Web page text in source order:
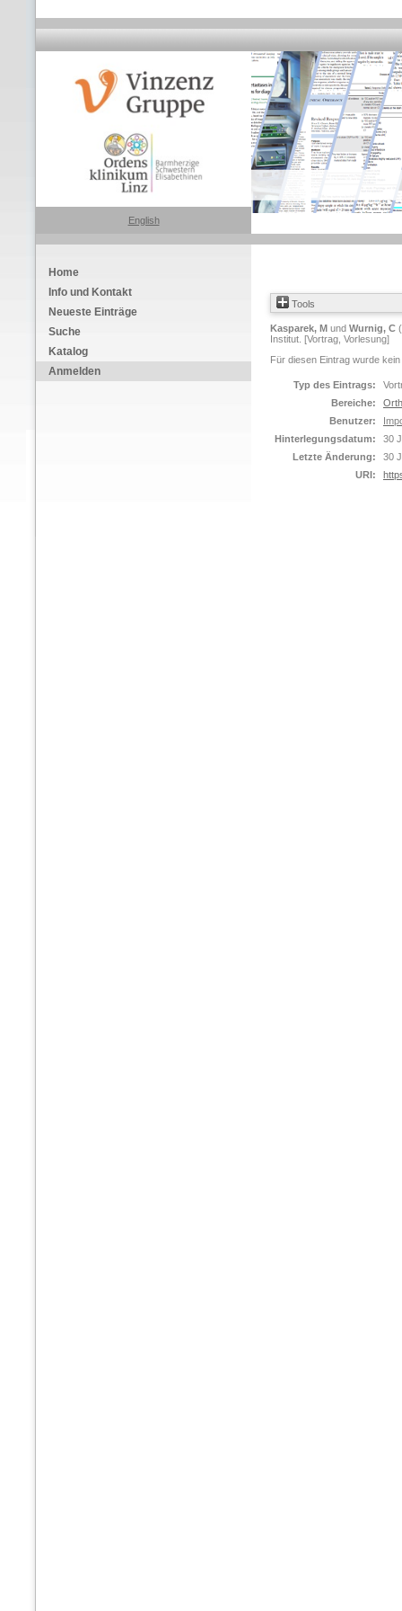
English
Home
Info und Kontakt
Neueste Einträge
Suche
Katalog
Anmelden
Tools
Kasparek, M und Wurnig, C
Institut. [Vortrag, Vorlesung]
Für diesen Eintrag wurde
Typ des Eintrags:
Bereiche:
Benutzer:
Hinterlegungsdatum:
30
Letzte Änderung:
30
URI: